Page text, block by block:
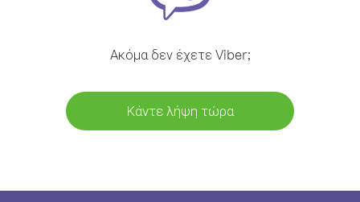
Ακόμα δεν έχετε Viber;
Κάντε λήψη τώρα